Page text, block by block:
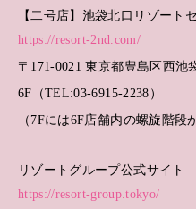
【二号店】池袋北口リゾート
https://resort-2nd.com/
〒171-0021 東京都豊島区西池
6F（TEL:03-6915-2238）
（7Fには6F店舗内の螺旋階段
リゾートグループ公式サイト
https://resort-group.tokyo/